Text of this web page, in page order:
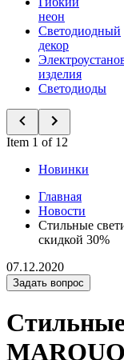
неон
Светодиодный
декор
изделия
Светодиоды
Item 1 of 12
Новинки
Главная
Новости
Стильные
скидкой 30%
07.12.2020
Задать вопрос